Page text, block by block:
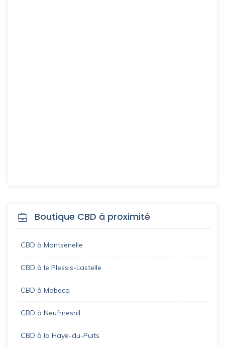
Boutique CBD à proximité
CBD à Montsenelle
CBD à le Plessis-Lastelle
CBD à Mobecq
CBD à Neufmesnil
CBD à la Haye-du-Puits